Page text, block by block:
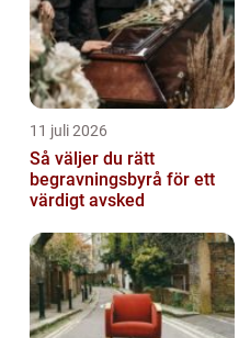
11 juli 2026
Så väljer du rätt
begravningsbyrå för ett
värdigt avsked